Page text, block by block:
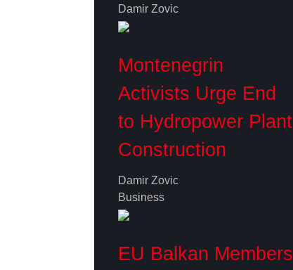
Damir Zovic
Montenegrin
Activists Urge End
to Hydropower Plant
Construction
Damir Zovic
Business
EU Balkan Members